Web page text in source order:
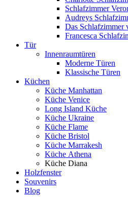
Schlafzimmer
Audreys
Das Schlafzimmer
Francesca
Tür
Innenraumtüren
Moderne Türen
Klassische Türen
Küchen
Küche Manhattan
Küche Venice
Long Island Küche
Küche Ukraine
Küche Flame
Küche Bristol
Küche Marrakesh
Küche Athena
Küche Diana
Holzfenster
Souvenirs
Blog